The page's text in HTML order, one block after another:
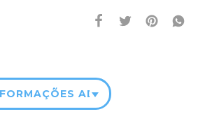
ADICIONAIS